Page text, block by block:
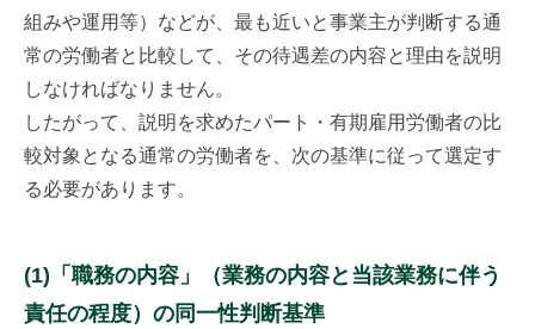
組みや運用等）などが、最も近いと事業主が判断する通
常の労働者と比較して、その待遇差の内容と理由を説明
しなければなりません。
したがって、説明を求めたパート・有期雇用労働者の比
較対象となる通常の労働者を、次の基準に従って選定す
る必要があります。
(1)「職務の内容」（業務の内容と当該業務に伴う
責任の程度）の同一性判断基準